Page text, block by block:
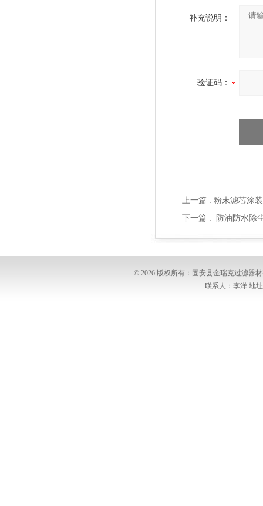
补充说明：
验证码：
上一篇 : 粉末滤芯涂
下一篇 :
防油防水除
© 2026 版权所有：固安县金瑞克过滤器
联系人：李洋 地